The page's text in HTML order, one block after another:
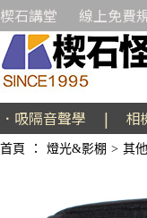
楔石講堂 線上免費
．吸隔音聲學 | 相
首頁 ： 燈光&影棚 > 其